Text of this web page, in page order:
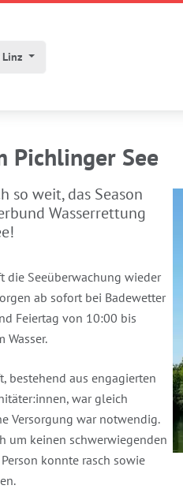
Pichlinger See
so weit, das Season
Wasserrettung
die Seeüberwachung wieder
ab sofort bei Badewetter
Feiertag von 10:00 bis
Wasser.
bestehend aus engagierten
war gleich
Versorgung war notwendig.
um keinen schwerwiegenden
konnte rasch sowie